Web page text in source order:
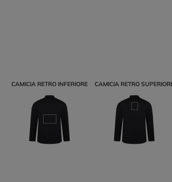
CAMICIA RETRO INFERIORE CAMICIA RETRO